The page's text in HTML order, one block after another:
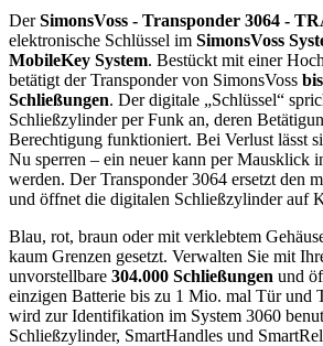
DerSimonsVoss - Transponder 3064 -
elektronische Schlüssel im SimonsVoss
MobileKey System. Bestückt mit einer
betätigt der Transponder von SimonsVoss
Schließungen. Der digitale „Schlüssel“
Schließzylinder per Funk an, deren
Berechtigung funktioniert. Bei Verlust lässt
Nu sperren – ein neuer kann per Mausklick
werden. Der Transponder 3064 ersetzt den
und öffnet die digitalen Schließzylinder auf
Blau, rot, braun oder mit verklebtem
kaum Grenzen gesetzt. Verwalten Sie mit
unvorstellbare 304.000 Schließungen und
einzigen Batterie bis zu 1 Mio. mal Tür und
wird zur Identifikation im System 3060
Schließzylinder, SmartHandles und